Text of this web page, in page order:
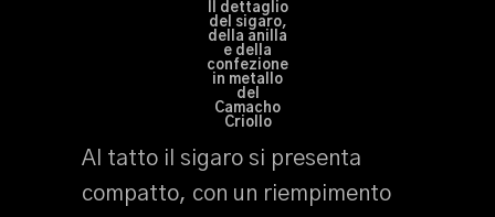
Il dettaglio
del sigaro,
della anilla
e della
confezione
in metallo
del
Camacho
Criollo
Al tatto il sigaro si presenta
compatto, con un riempimento